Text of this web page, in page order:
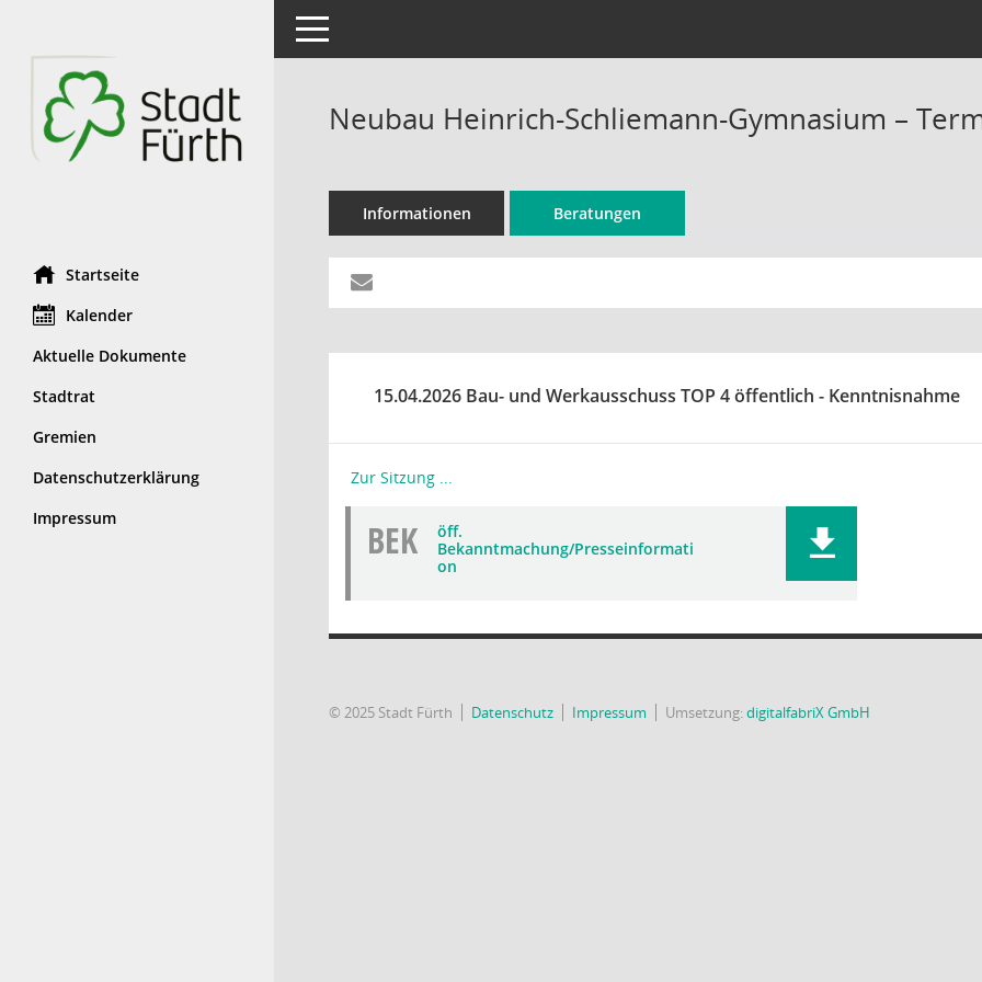
Startseite
Kalender
Aktuelle Dokumente
Stadtrat
Gremien
Datenschutzerklärung
Impressum
Toggle navigation
Neubau Heinrich-Schliemann-Gymnasium –
Informationen Beratungen
15.04.2026 Bau- und Werkausschuss TOP 4 öffentlich - Kenntnisnahme
Zur Sitzung ...
BEK
öff.
Bekanntmachung/Presseinformati
on
© 2025 Stadt Fürth Datenschutz Impressum Umsetzung:digitalfabriX GmbH